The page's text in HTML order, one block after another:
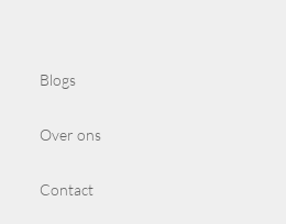
Blogs
Over ons
Contact